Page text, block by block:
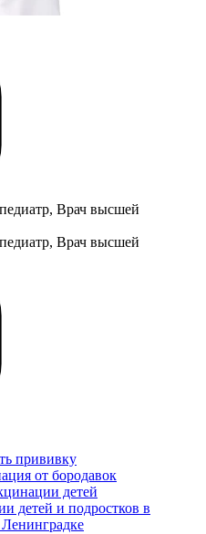
Врач высшей
Врач высшей
прививку
от бородавок
детей
детей и подростков в